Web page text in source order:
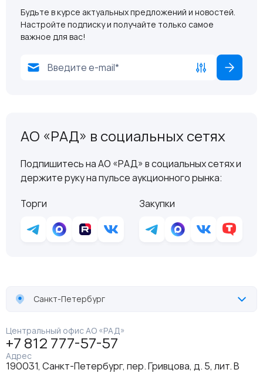
Будьте в курсе актуальных предложений и новостей.
Настройте подписку и получайте только самое
важное для вас!
АО «РАД» в социальных сетях
Подпишитесь на АО «РАД» в социальных сетях и
держите руку на пульсе аукционного рынка:
Торги
Закупки
Санкт-Петербург
Центральный офис АО «РАД»
+7 812 777-57-57
Адрес
190031, Санкт-Петербург, пер. Гривцова, д. 5, лит. В